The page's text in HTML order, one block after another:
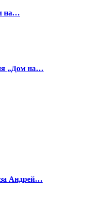
на…
„Дом на…
Андрей…